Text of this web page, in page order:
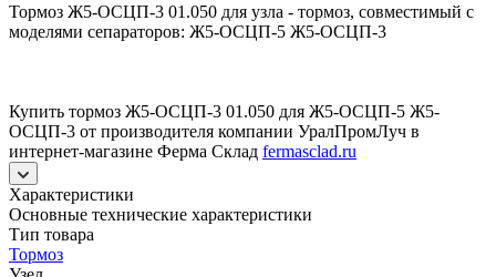
Тормоз Ж5-ОСЦП-3 01.050 для узла - тормоз, совместимый с
моделями сепараторов: Ж5-ОСЦП-5 Ж5-ОСЦП-3
Купить тормоз Ж5-ОСЦП-3 01.050 для Ж5-ОСЦП-5 Ж5-
ОСЦП-3 от производителя компании УралПромЛуч в
интернет-магазине Ферма Склад fermasclad.ru
Характеристики
Основные технические характеристики
Тип товара
Тормоз